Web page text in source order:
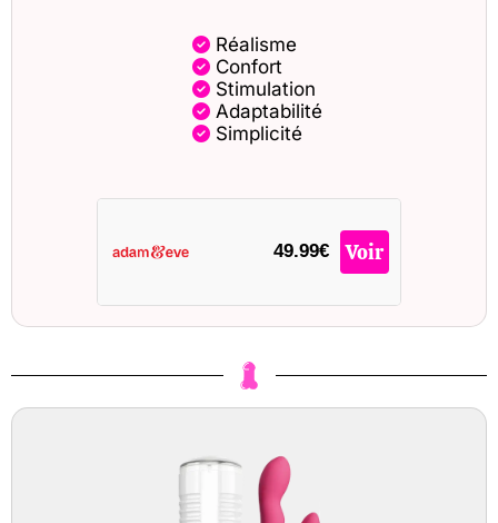
Réalisme
Confort
Stimulation
Adaptabilité
Simplicité
49.99€ Voir